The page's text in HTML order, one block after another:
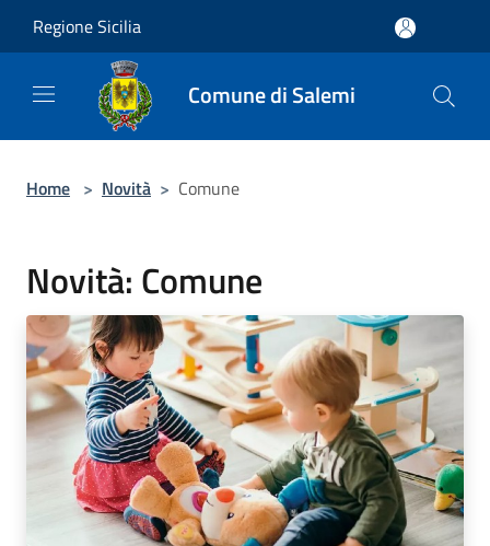
Regione Sicilia
Comune di Salemi
Home > Novità > Comune
Novità: Comune